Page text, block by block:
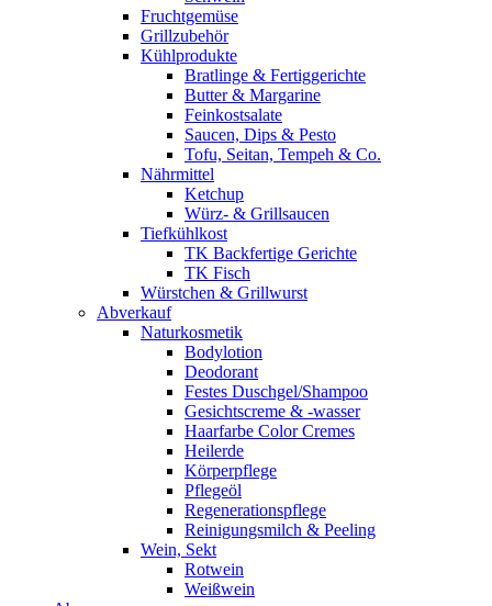
Fruchtgemüse
Grillzubehör
Kühlprodukte
Bratlinge & Fertiggerichte
Butter & Margarine
Feinkostsalate
Saucen, Dips & Pesto
Tofu, Seitan, Tempeh & Co.
Nährmittel
Ketchup
Würz- & Grillsaucen
Tiefkühlkost
TK Backfertige Gerichte
TK Fisch
Würstchen & Grillwurst
Abverkauf
Naturkosmetik
Bodylotion
Deodorant
Festes Duschgel/Shampoo
Gesichtscreme & -wasser
Haarfarbe Color Cremes
Heilerde
Körperpflege
Pflegeöl
Regenerationspflege
Reinigungsmilch & Peeling
Wein, Sekt
Rotwein
Weißwein